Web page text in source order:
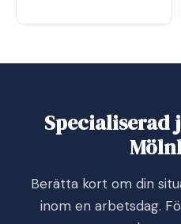
Berätta kort om din
inom en arbetsdag.